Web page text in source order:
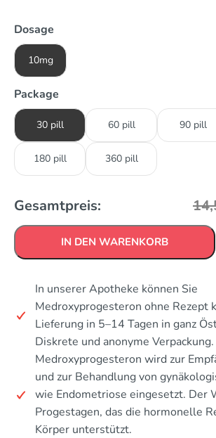
Dosage
10mg
Package
30 pill 60 pill 90 pill
180 pill 360 pill
Gesamtpreis:
IN DEN WARENKORB
In unserer Apotheke können Sie
Medroxyprogesteron ohne Rezept
Lieferung in 5–14 Tagen in ganz
Diskrete und anonyme Verpackung.
Medroxyprogesteron wird zur
und zur Behandlung von
wie Endometriose eingesetzt. Der
Progestagen, das die hormonelle
Körper unterstützt.